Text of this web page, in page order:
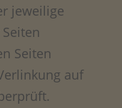
jeweilige
Seiten
auf